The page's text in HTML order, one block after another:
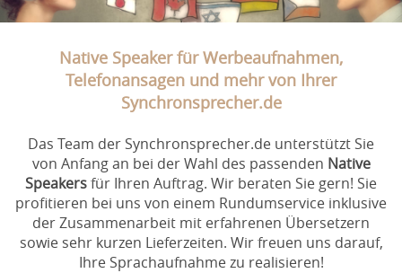
Native Speaker für Werbeaufnahmen,
Telefonansagen und mehr von Ihrer
Synchronsprecher.de
Das Team der Synchronsprecher.de unterstützt Sie
von Anfang an bei der Wahl des passenden Native
Speakersfür Ihren Auftrag. Wir beraten Sie gern! Sie
profitieren bei uns von einem Rundumservice inklusive
der Zusammenarbeit mit erfahrenen Übersetzern
sowie sehr kurzen Lieferzeiten. Wir freuen uns darauf,
Ihre Sprachaufnahme zu realisieren!